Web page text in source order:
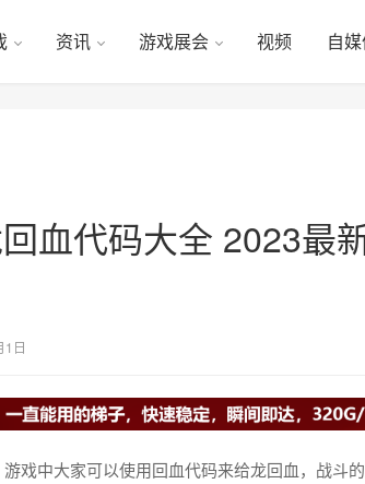
资讯 游戏展会 视频 自
血代码大全 2023最
1日
戏中大家可以使用回血代码来给龙回血，战斗